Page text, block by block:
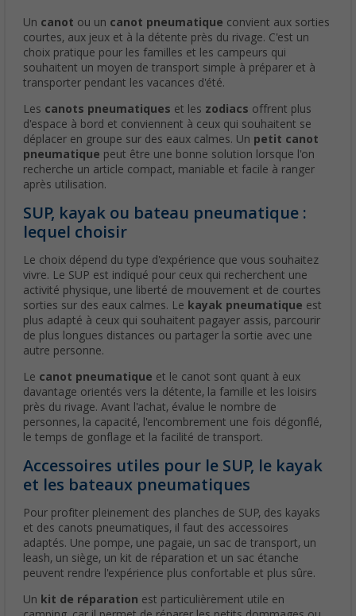
Un canot ou un canot pneumatique convient aux sorties
courtes, aux jeux et à la détente près du rivage. C'est un
choix pratique pour les familles et les campeurs qui
souhaitent un moyen de transport simple à préparer et à
transporter pendant les vacances d'été.
Les canots pneumatiques et les zodiacs offrent plus
d'espace à bord et conviennent à ceux qui souhaitent se
déplacer en groupe sur des eaux calmes. Un petit canot
pneumatique peut être une bonne solution lorsque l'on
recherche un article compact, maniable et facile à ranger
après utilisation.
SUP, kayak ou bateau pneumatique :
lequel choisir
Le choix dépend du type d'expérience que vous souhaitez
vivre. Le SUP est indiqué pour ceux qui recherchent une
activité physique, une liberté de mouvement et de courtes
sorties sur des eaux calmes. Le kayak pneumatique est
plus adapté à ceux qui souhaitent pagayer assis, parcourir
de plus longues distances ou partager la sortie avec une
autre personne.
Le canot pneumatique et le canot sont quant à eux
davantage orientés vers la détente, la famille et les loisirs
près du rivage. Avant l'achat, évalue le nombre de
personnes, la capacité, l'encombrement une fois dégonflé,
le temps de gonflage et la facilité de transport.
Accessoires utiles pour le SUP, le kayak
et les bateaux pneumatiques
Pour profiter pleinement des planches de SUP, des kayaks
et des canots pneumatiques, il faut des accessoires
adaptés. Une pompe, une pagaie, un sac de transport, un
leash, un siège, un kit de réparation et un sac étanche
peuvent rendre l'expérience plus confortable et plus sûre.
Un kit de réparation est particulièrement utile en